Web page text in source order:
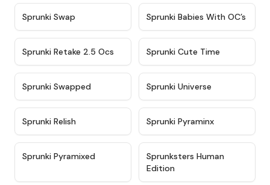
Sprunki Swap ★ 4.8
Sprunki Babies With OC’s
★ 4.6
Sprunki Retake 2.5 Ocs Sprunki Cute Time
Sprunki Swapped Sprunki Universe
Sprunki Relish Sprunki Pyraminx
Sprunki Pyramixed ★
Sprunksters Human
Edition